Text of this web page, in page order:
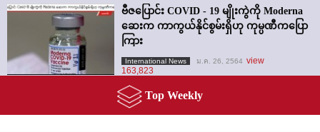
ဗီဇပြောင်း COVID - 19 မျိုးကွဲကို Moderna
ဆေးက ကာကွယ်နိုင်စွမ်းရှိဟု ကုမ္ပဏီကပြော
ကြား
International News ม.ค. 26, 2564 view
163,823
Top Weekly